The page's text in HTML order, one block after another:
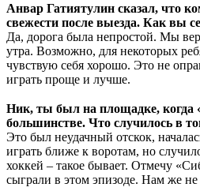
Анвар Гатиятулин сказал, что
свежести после выезда. Как вы
Да, дорога была непростой. Мы
утра. Возможно, для некоторых
чувствую себя хорошо. Это не
играть проще и лучше.
Ник, ты был на площадке, когда
большинстве. Что случилось в
Это был неудачный отскок,
играть ближе к воротам, но
хоккей – такое бывает. Отмечу
сыграли в этом эпизоде. Нам же не